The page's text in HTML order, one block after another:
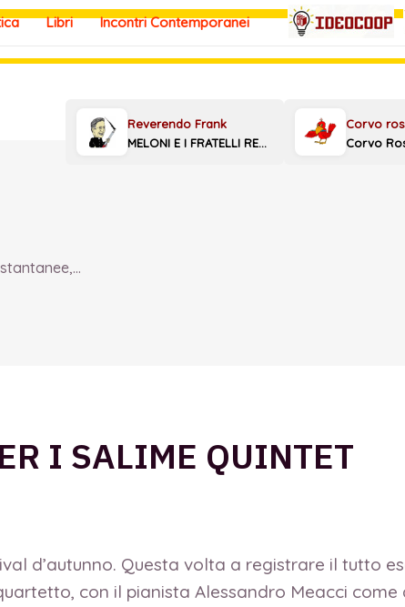
Libri Incontri Contemporanei
MELONI E I FRATELLI REGGINI
I SALIME QUINTET
d’autunno. Questa volta a registrare il tutto
con il pianista Alessandro Meacci come